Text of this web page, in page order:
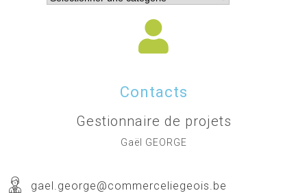
Contacts
Gestionnaire de projets
Gaël GEORGE
gael.george@commerceliegeois.be